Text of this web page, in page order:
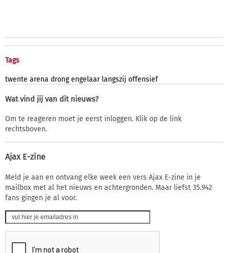
Tags
twente arena drong engelaar langszij offensief
Wat vind jij van dit nieuws?
Om te reageren moet je eerst inloggen. Klik op de link
rechtsboven.
Ajax E-zine
Meld je aan en ontvang elke week een vers Ajax E-zine in je
mailbox met al het nieuws en achtergronden. Maar liefst 35.942
fans gingen je al voor.